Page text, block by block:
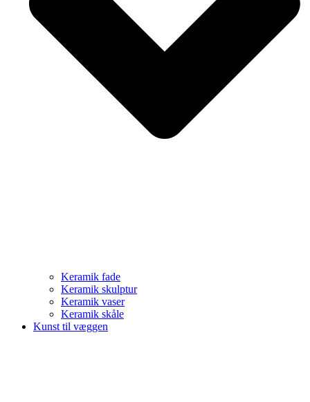
Keramik fade
Keramik skulptur
Keramik vaser
Keramik skåle
Kunst til væggen